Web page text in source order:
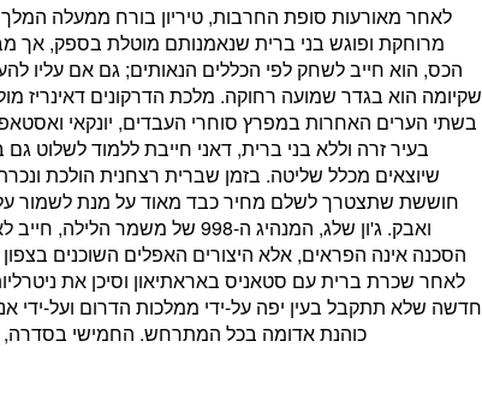
לאחר מאורעות סופת החרבות, טיריון בורח ממעלה
מרוחקת ופוגש בני ברית שנאמנותם מוטלת בספק, אך
הכס, הוא חייב לשחק לפי הכללים הנאותים; גם אם עליו
שקיומה הוא בגדר שמועה רחוקה. מלכת הדרקונים דאינריז
בשתי הערים האחרות במפרץ סוחרי העבדים, יונקאי
בעיר זרה וללא בני ברית, דאני חייבת ללמוד לשלוט
שיוצאים מכלל שליטה. בזמן שברית רצחנית הולכת
חוששת שתצטרך לשלם מחיר כבד מאוד על מנת לשמור
ואבק. ג'ון שלג, המנהיג ה-998 של
הסכנה אינה הפראים, אלא היצורים האפלים השוכנים
לאחר שכרת ברית עם סטאניס באראתיאון וסיכן את
חדשה שלא תתקבל בעין יפה על-ידי ממלכות הדרום ועל-ידי
כוהנת אדומה בכל המתרחש. החמישי בסדרה,